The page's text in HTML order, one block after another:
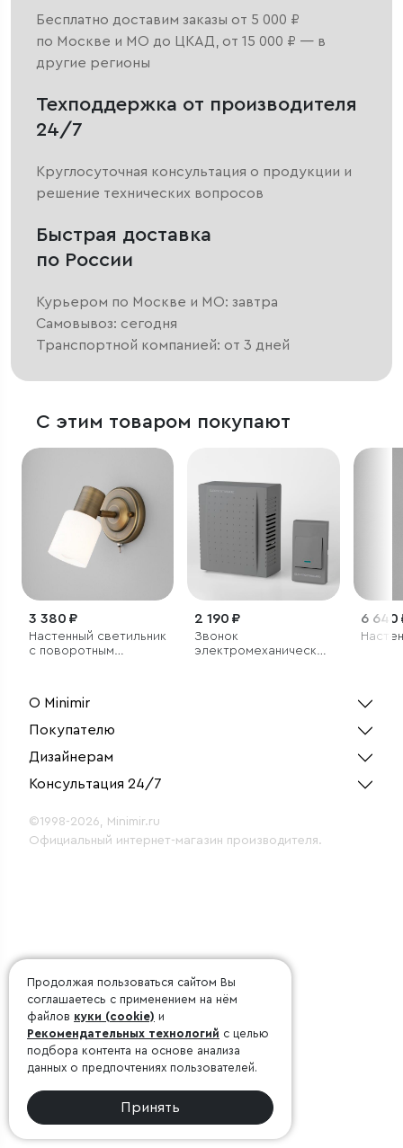
Бесплатно доставим заказы от 5 000 ₽
по Москве и МО до ЦКАД, от 15 000 ₽ — в
другие регионы
Техподдержка от производителя
24/7
Круглосуточная консультация о продукции и
решение технических вопросов
Быстрая доставка
по России
Курьером по Москве и МО: завтра
Самовывоз: сегодня
Транспортной компанией: от 3 дней
С этим товаром покупают
3 380 ₽
Настенный светильник
с поворотным
2 190 ₽
Звонок
электромеханический
6 640
О Minimir
Покупателю
Дизайнерам
Консультация 24/7
©1998-2026, Minimir.ru
Официальный интернет-магазин производителя.
Продолжая пользоваться сайтом Вы
соглашаетесь с применением на нём
файлов куки (cookie) и
Рекомендательных технологий с целью
подбора контента на основе анализа
данных о предпочтениях пользователей.
Принять